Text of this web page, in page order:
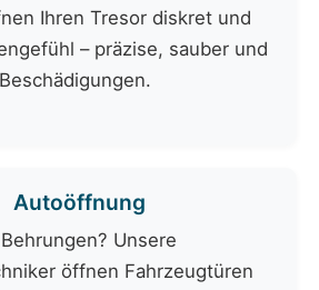
Ihren Tresor diskret und
– präzise, sauber und
Autoöffnung
Unsere
öffnen Fahrzeugtüren